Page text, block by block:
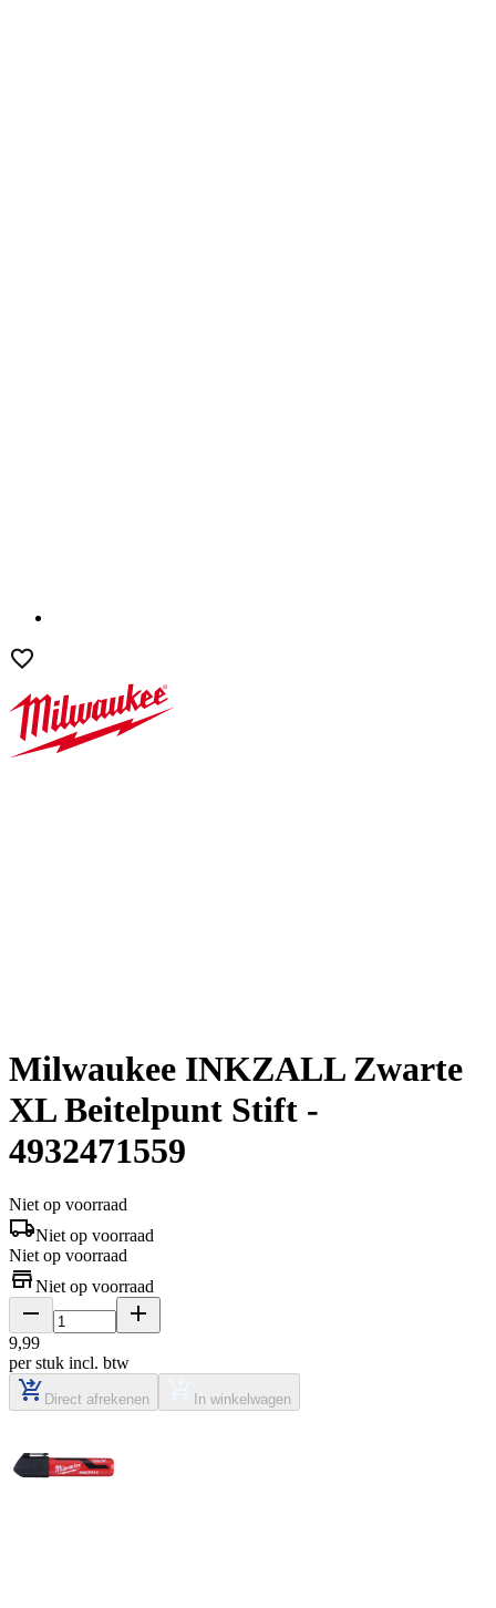
Milwaukee INKZALL Zwarte
XL Beitelpunt Stift -
4932471559
Niet op voorraad
Niet op voorraad
Niet op voorraad
Niet op voorraad
9,99
per stuk incl. btw
Direct afrekenen In winkelwagen